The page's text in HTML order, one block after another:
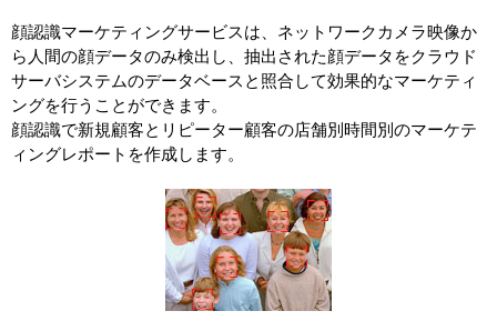
所在地
採用情報
システム・ケイカメラサイトへ
顔認識マーケティングサービスは、ネットワークカメラ映像か
ら人間の顔データのみ検出し、抽出された顔データをクラウド
サーバシステムのデータベースと照合して効果的なマーケティ
ングを行うことができます。
顔認識で新規顧客とリピーター顧客の店舗別時間別のマーケテ
ィングレポートを作成します。